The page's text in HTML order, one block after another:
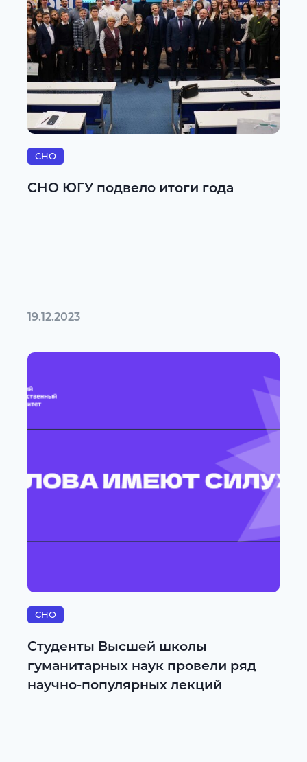
СНО
СНО ЮГУ подвело итоги года
19.12.2023
СНО
Студенты Высшей школы
гуманитарных наук провели ряд
научно-популярных лекций